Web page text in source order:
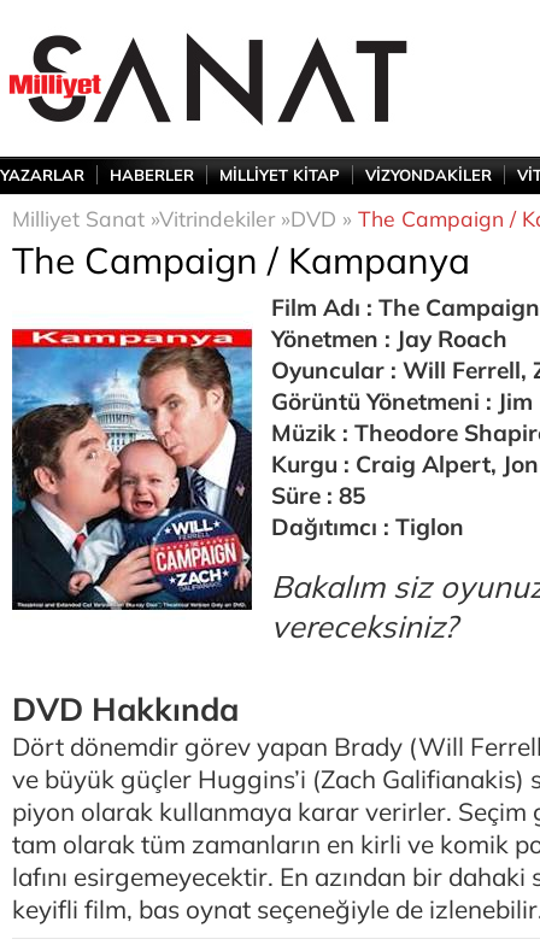
YAZARLAR HABERLER MİLLİYET KİTAP VİZYONDAKİLER
Milliyet Sanat »Vitrindekiler »DVD » The Campaign /
The Campaign / Kampanya
Film Adı : The
Yönetmen : Jay Roach
Oyuncular : Will Ferrell,
Görüntü Yönetmeni :
Müzik : Theodore
Kurgu : Craig Alpert,
Süre : 85
Dağıtımcı : Tiglon
Bakalım siz
vereceksiniz?
DVD Hakkında
Dört dönemdir görev yapan Brady (Will
ve büyük güçler Huggins’i (Zach Galifianakis)
piyon olarak kullanmaya karar verirler. Seçim
tam olarak tüm zamanların en kirli ve komik
lafını esirgemeyecektir. En azından bir dahaki
keyifli film, bas oynat seçeneğiyle de